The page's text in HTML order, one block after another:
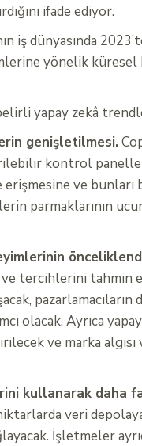
ifade ediyor.
iş dünyasında
yönelik küresel
yapay zekâ
genişletilmesi.
kontrol
ve bunları
parmaklarının
tercihlerini tahmin
olacak. Ayrıca
ve marka algısı
kullanarak daha
veri
İşletmeler